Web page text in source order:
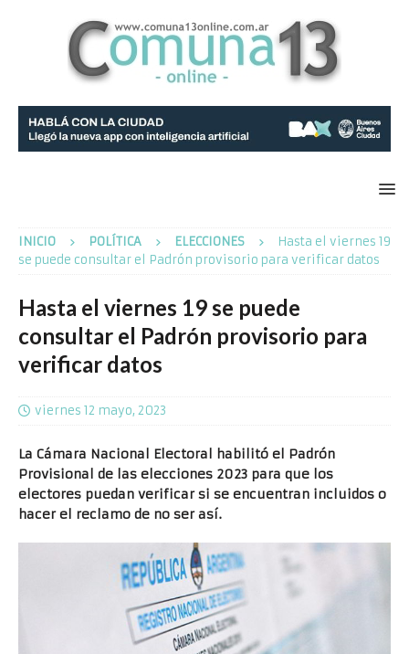
INICIO POLÍTICA ELECCIONES
Hasta el viernes 19
se puede consultar el Padrón provisorio para verificar datos
Hasta el viernes 19 se puede
consultar el Padrón provisorio para
verificar datos
viernes 12 mayo, 2023
La Cámara Nacional Electoral habilitó el Padrón
Provisional de las elecciones 2023 para que los
electores puedan verificar si se encuentran incluidos o
hacer el reclamo de no ser así.